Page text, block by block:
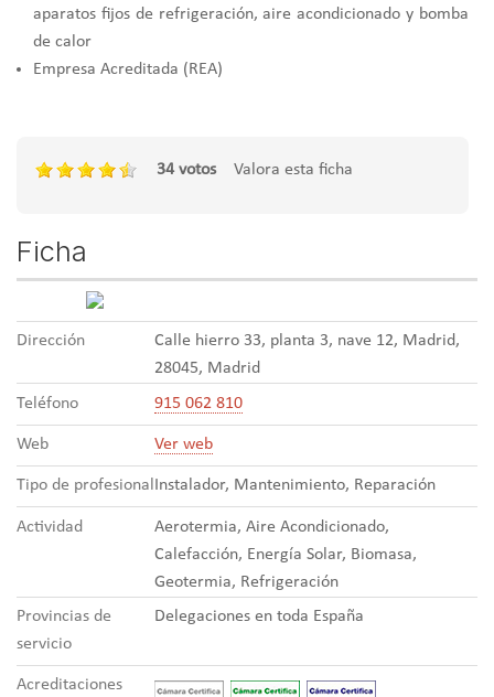
aparatos fijos de refrigeración, aire acondicionado y bomba
de calor
Empresa Acreditada (REA)
Valora esta ficha
34 votos
Ficha
Dirección
Calle hierro 33, planta 3, nave 12, Madrid,
28045, Madrid
Teléfono
915 062 810
Web Ver web
Tipo de profesionalInstalador, Mantenimiento, Reparación
Actividad
Aerotermia, Aire Acondicionado,
Calefacción, Energía Solar, Biomasa,
Geotermia, Refrigeración
Provincias de
servicio
Delegaciones en toda España
Acreditaciones